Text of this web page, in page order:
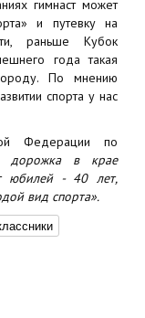
гимнаст может
и путевку на
раньше Кубок
года такая
По мнению
спорта у нас
Федерации по
дорожка в крае
юбилей - 40 лет,
вид спорта».